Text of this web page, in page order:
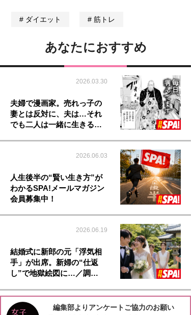
ダイエット 筋トレ
あなたにおすすめ
2026.03.30
夫婦で漫画家。売れっ子の
妻とは反対に、夫は…それ
でも二人は一緒に生きる…
2026.06.03
人生後半の“賢い生き方”が
わかるSPA!メールマガジン
会員募集中！
2026.06.19
結婚式に新郎の元「浮気相
手」が出席。新婦の“仕返
し”で地獄絵図に…／調…